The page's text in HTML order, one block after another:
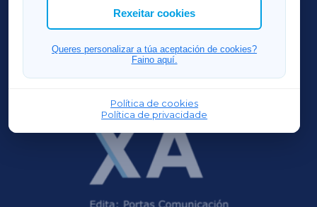
Rexeitar cookies
Queres personalizar a túa aceptación de cookies?
Faino aquí.
Política de cookies
Política de privacidade
ACORUÑAXA
FERROLXA
OURENSEXA